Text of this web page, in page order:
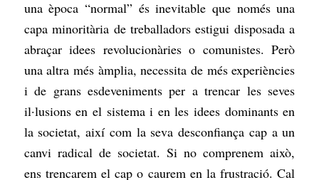
una època “normal” és inevitable que només una
capa minoritària de treballadors estigui disposada a
abraçar idees revolucionàries o comunistes. Però
una altra més àmplia, necessita de més experiències
i de grans esdeveniments per a trencar les seves
il·lusions en el sistema i en les idees dominants en
la societat, així com la seva desconfiança cap a un
canvi radical de societat. Si no comprenem això,
ens trencarem el cap o caurem en la frustració. Cal